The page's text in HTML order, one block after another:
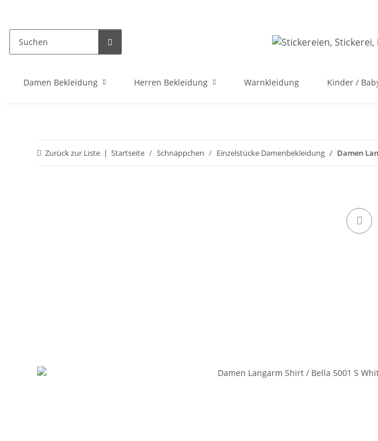
Damen Bekleidung Herren Bekleidung Warnkleidung Kinder /
Zurück zur Liste Startseite Schnäppchen Einzelstücke Damenbekleidung Damen